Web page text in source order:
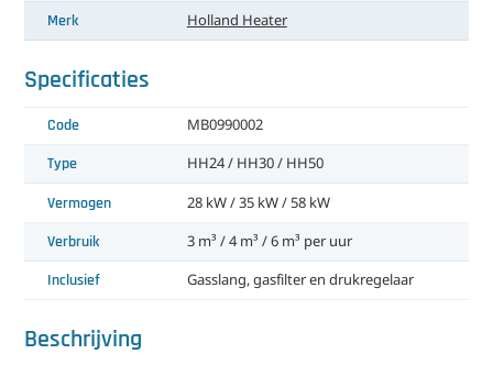
Merk Holland Heater
Specificaties
Code MB0990002
Type HH24 / HH30 / HH50
Vermogen 28 kW / 35 kW / 58 kW
Verbruik 3 m³ / 4 m³ / 6 m³ per uur
Inclusief Gasslang, gasfilter en drukregelaar
Beschrijving